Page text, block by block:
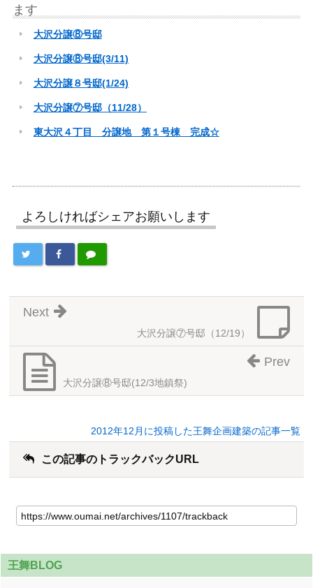
ます
大沢分譲⑧号邸
大沢分譲⑧号邸(3/11)
大沢分譲８号邸(1/24)
大沢分譲⑦号邸（11/28）
東大沢４丁目 分譲地 第１号棟 完成☆
よろしければシェアお願いします
大沢分譲⑦号邸（12/19）
Next
大沢分譲⑧号邸(12/3地鎮祭)
Prev
2012年12月に投稿した王舞企画建築の記事一覧
この記事のトラックバックURL
王舞BLOG